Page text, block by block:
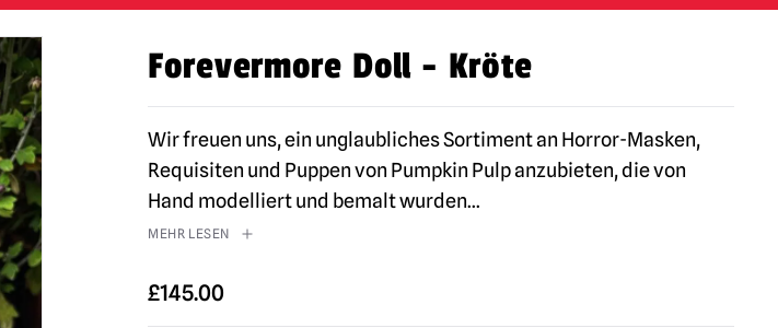
IN UK ÜBER 300 REQUISITEN!
KÖNIGREICH | ÜBER 60.000 ZUFRIEDENE KUNDEN
Forevermore Doll - Kröte
Wir freuen uns, ein unglaubliches Sortiment an Horror-Masken,
Requisiten und Puppen von Pumpkin Pulp anzubieten, die von
Hand modelliert und bemalt wurden...
MEHR LESEN
£145.00